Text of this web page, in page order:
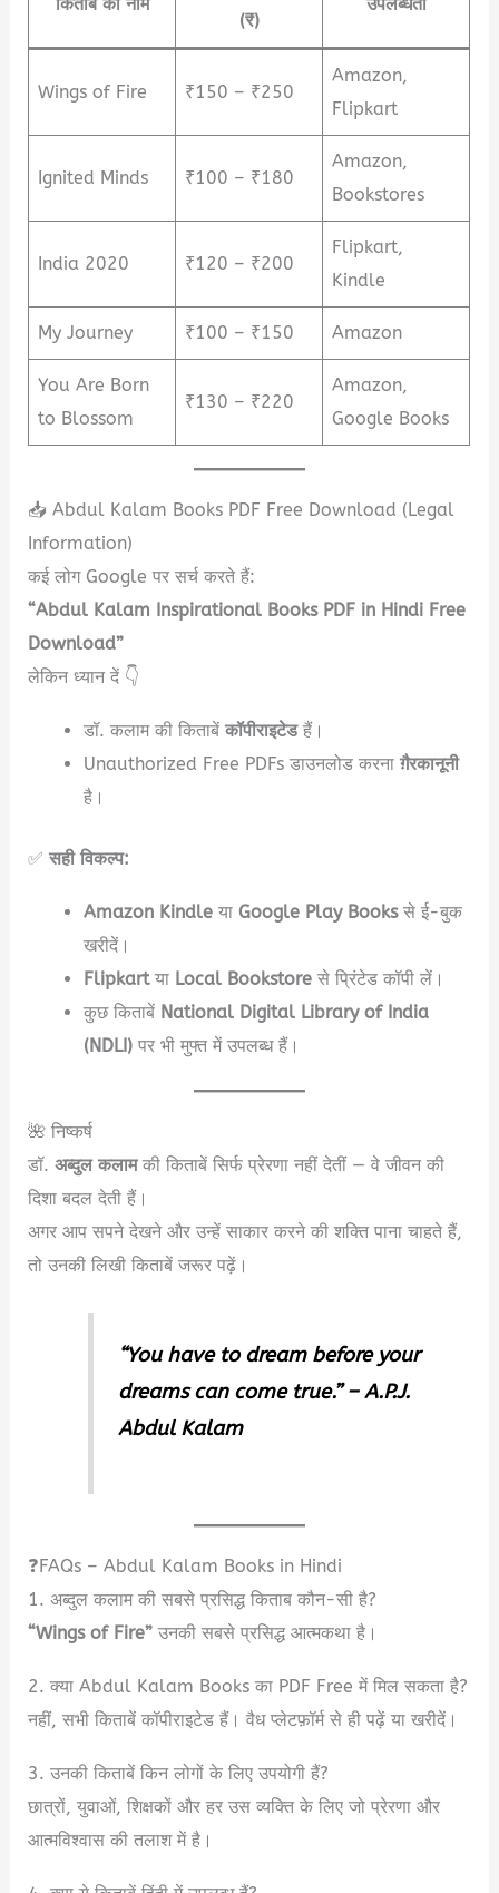
(₹)
Wings of Fire ₹150 – ₹250
Amazon,
Flipkart
Ignited Minds ₹100 – ₹180
Amazon,
Bookstores
India 2020 ₹120 – ₹200
Flipkart,
Kindle
My Journey ₹100 – ₹150 Amazon
You Are Born
to Blossom
₹130 – ₹220
Amazon,
Google Books
📥 Abdul Kalam Books PDF Free Download (Legal
Information)
कई लोग Google पर सर्च करते हैं:
“Abdul Kalam Inspirational Books PDF in Hindi Free
Download”
लेकिन ध्यान दें 👇
डॉ. कलाम की किताबें कॉपीराइटेडहैं।
Unauthorized Free PDFs डाउनलोड करना ग़ैरकानूनी
है।
✅सही विकल्प:
Amazon Kindleया Google Play Booksसे ई-बुक
खरीदें।
Flipkartया Local Bookstoreसे प्रिंटेड कॉपी लें।
कुछ किताबें National Digital Library of India
(NDLI)पर भी मुफ्त में उपलब्ध हैं।
🌺 निष्कर्ष
डॉ.अब्दुल कलामकी किताबें सिर्फ प्रेरणा नहीं देतीं — वे जीवन की
दिशा बदल देती हैं।
अगर आप सपने देखने और उन्हें साकार करने की शक्ति पाना चाहते हैं,
तो उनकी लिखी किताबें जरूर पढ़ें।
“You have to dream before your
dreams can come true.” – A.P.J.
Abdul Kalam
❓FAQs – Abdul Kalam Books in Hindi
1. अब्दुल कलाम की सबसे प्रसिद्ध किताब कौन-सी है?
“Wings of Fire” उनकी सबसे प्रसिद्ध आत्मकथा है।
2. क्या Abdul Kalam Books का PDF Free में मिल सकता है?
नहीं, सभी किताबें कॉपीराइटेड हैं। वैध प्लेटफ़ॉर्म से ही पढ़ें या खरीदें।
3. उनकी किताबें किन लोगों के लिए उपयोगी हैं?
छात्रों, युवाओं, शिक्षकों और हर उस व्यक्ति के लिए जो प्रेरणा और
आत्मविश्वास की तलाश में है।